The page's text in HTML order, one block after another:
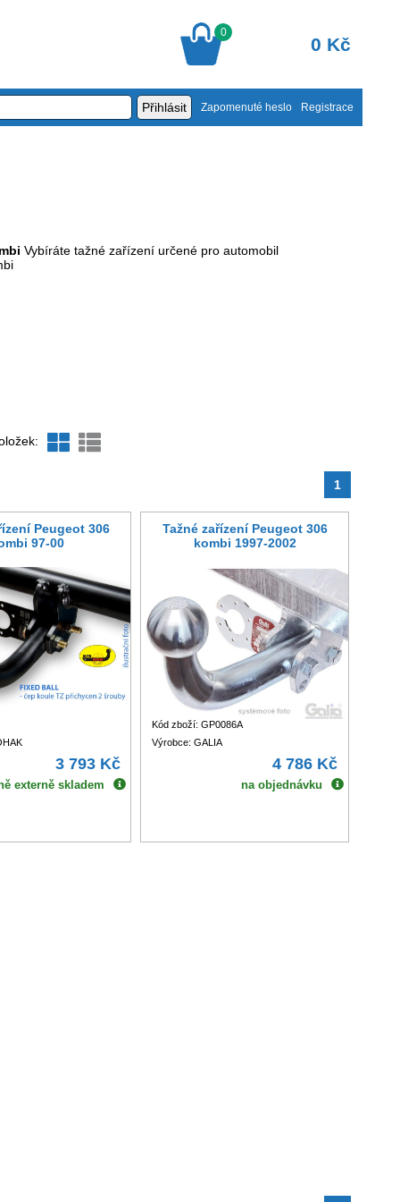
0
0 Kč
Zapomenuté heslo Registrace
Vybíráte tažné zařízení určené pro automobil
1
Peugeot 306
97-00
3 793 Kč
externě skladem
Tažné zařízení Peugeot 306
kombi 1997-2002
Kód zboží: GP0086A
Výrobce: GALIA
4 786 Kč
na objednávku